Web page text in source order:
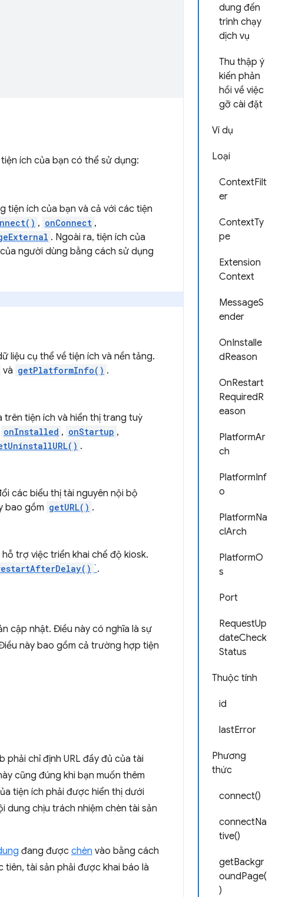
dung đến
trình chạy
dịch vụ
Thu thập ý
kiến phản
hồi về việc
gỡ cài đặt
Ví dụ
Loại
ContextFilt
er
ContextTy
pe
Extension
Context
MessageS
ender
OnInstalle
dReason
OnRestart
RequiredR
eason
PlatformAr
ch
PlatformInf
o
PlatformNa
clArch
PlatformO
s
Port
RequestUp
dateCheck
Status
Thuộc tính
id
lastError
Phương
thức
connect()
connectNa
tive()
getBackgr
oundPage(
)
ích của bạn có thể sử dụng:
tiện ích của bạn và cả với các tiện
, onConnect ,
. Ngoài ra, tiện ích của
người dùng bằng cách sử dụng
liệu cụ thể về tiện ích và nền tảng.
và getPlatformInfo() .
tiện ích và hiển thị trang tuỳ
onInstalled , onStartup ,
.
các biểu thị tài nguyên nội bộ
bao gồm getURL() .
trợ việc triển khai chế độ kiosk.
`.
cập nhật. Điều này có nghĩa là sự
này bao gồm cả trường hợp tiện
chỉ định URL đầy đủ của tài
cũng đúng khi bạn muốn thêm
tiện ích phải được hiển thị dưới
dung chịu trách nhiệm chèn tài sản
đang được chèn vào bằng cách
tiên, tài sản phải được khai báo là